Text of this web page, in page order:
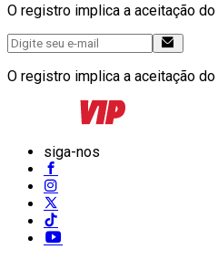
O registro implica a aceitação do
O registro implica a aceitação do
siga-nos